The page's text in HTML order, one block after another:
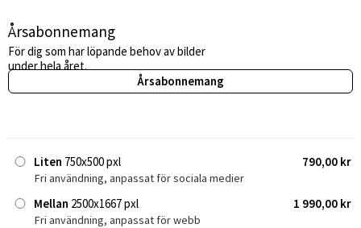
Årsabonnemang
För dig som har löpande behov av bilder
under hela året.
Årsabonnemang
Liten 750x500 pxl 790,00 kr
Fri användning, anpassat för sociala medier
Mellan 2500x1667 pxl 1 990,00 kr
Fri användning, anpassat för webb